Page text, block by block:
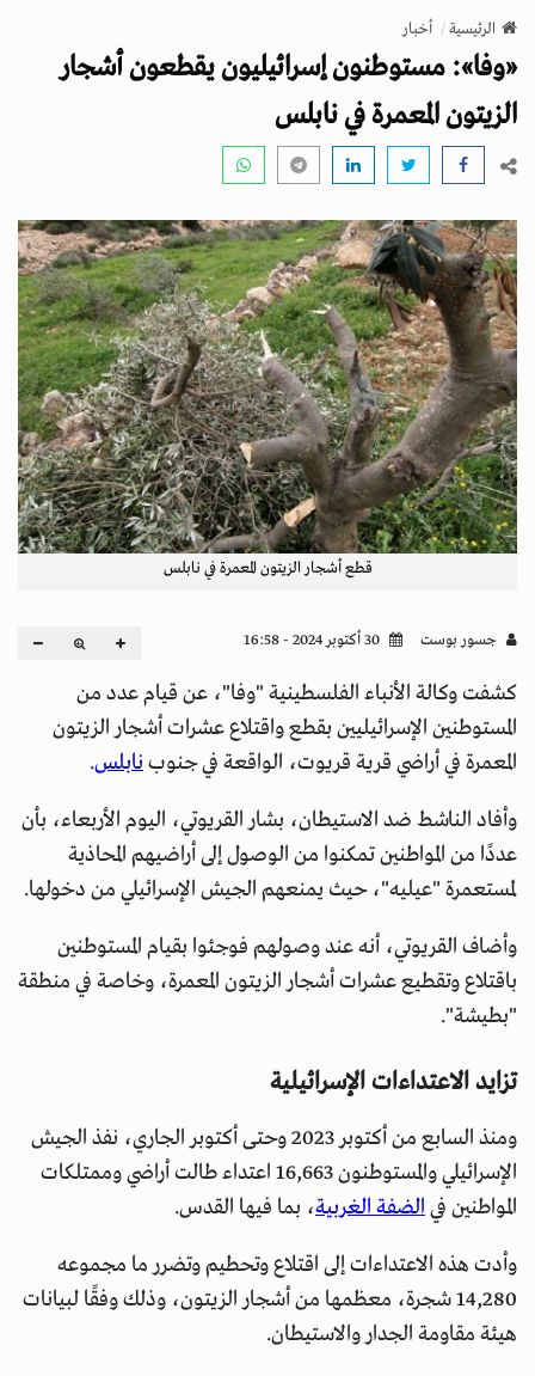
v
i
g
a
t
n
الرئيسية أخبار
«وفا»: مستوطنون إسرائيليون يقطعون أشجار
الزيتون المعمرة في نابلس
قطع أشجار الزيتون المعمرة في نابلس
جسور بوست
كشفت وكالة الأنباء الفلسطينية "وفا"، عن قيام عدد من
المستوطنين الإسرائيليين بقطع واقتلاع عشرات أشجار الزيتون
المعمرة في أراضي قرية قريوت، الواقعة في جنوبنابلس.
وأفاد الناشط ضد الاستيطان، بشار القريوتي، اليوم الأربعاء، بأن
عددًا من المواطنين تمكنوا من الوصول إلى أراضيهم المحاذية
لمستعمرة "عيليه"، حيث يمنعهم الجيش الإسرائيلي من دخولها.
وأضاف القريوتي، أنه عند وصولهم فوجئوا بقيام المستوطنين
باقتلاع وتقطيع عشرات أشجار الزيتون المعمرة، وخاصة في منطقة
"بطيشة".
تزايد الاعتداءات الإسرائيلية
ومنذ السابع من أكتوبر 2023 وحتى أكتوبر الجاري، نفذ الجيش
الإسرائيلي والمستوطنون 16,663 اعتداء طالت أراضي وممتلكات
المواطنين فيالضفة الغربية، بما فيها القدس.
وأدت هذه الاعتداءات إلى اقتلاع وتحطيم وتضرر ما مجموعه
14,280 شجرة، معظمها من أشجار الزيتون، وذلك وفقًا لبيانات
هيئة مقاومة الجدار والاستيطان.